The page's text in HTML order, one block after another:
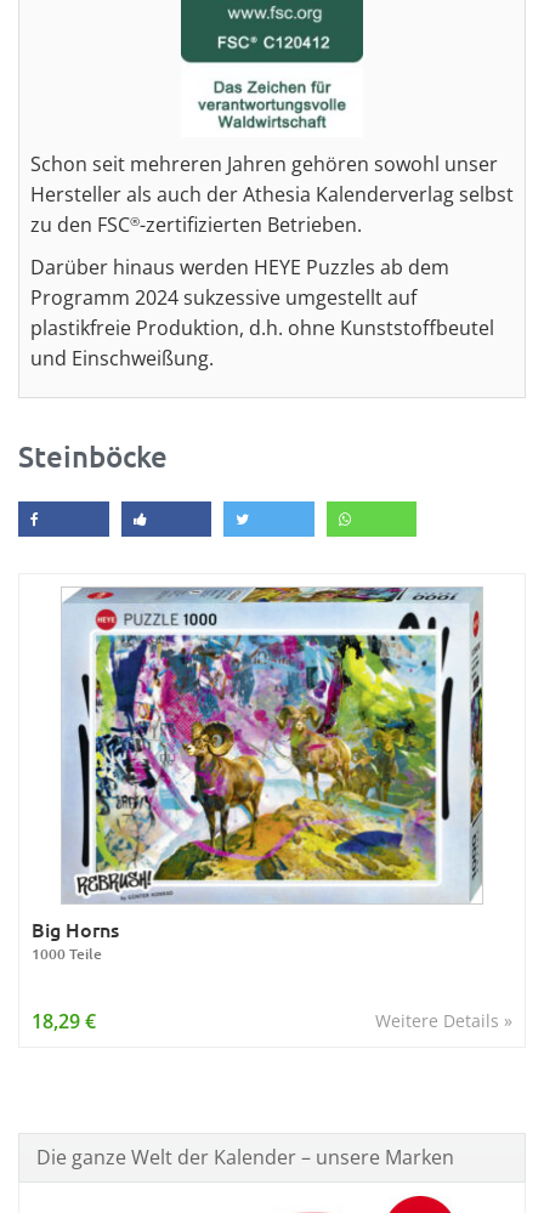
Schon seit mehreren Jahren gehören sowohl unser
Hersteller als auch der Athesia Kalenderverlag selbst
zu den FSC®-zertifizierten Betrieben.
Darüber hinaus werden HEYE Puzzles ab dem
Programm 2024 sukzessive umgestellt auf
plastikfreie Produktion, d.h. ohne Kunststoffbeutel
und Einschweißung.
Steinböcke
Big Horns
1000 Teile
Weitere Details »
18,29 €
Die ganze Welt der Kalender – unsere Marken